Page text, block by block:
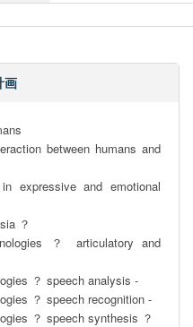
画
between humans and
expressive and emotional
？
？ articulatory and
？ speech analysis -
？ speech recognition -
？ speech synthesis ？